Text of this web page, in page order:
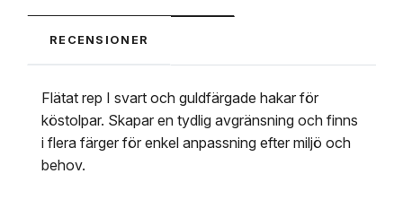
RECENSIONER
Flätat rep I svart och guldfärgade hakar för
köstolpar. Skapar en tydlig avgränsning och finns
i flera färger för enkel anpassning efter miljö och
behov.